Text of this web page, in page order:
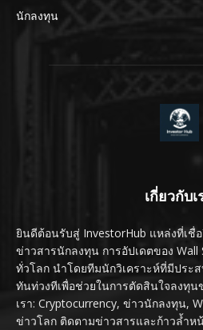
นักลงทุน
เกี่ยวกับเ
ยินดีต้อนรับสู่ InvestorHub แหล่งที่เชื่
ข่าวสารนักลงทุน การอัปเดตของ
ทั่วโลก นำโดยทีมนักวิเคราะห์ที่มีประ
ทันท่วงทีเพื่อช่วยในการตัดสินใจลงทุ
เรา: Cryptocurrency, ข่าวนักลงทุน,
ข่าวโลก ติดตามข่าวสารและก้าวล้ำห